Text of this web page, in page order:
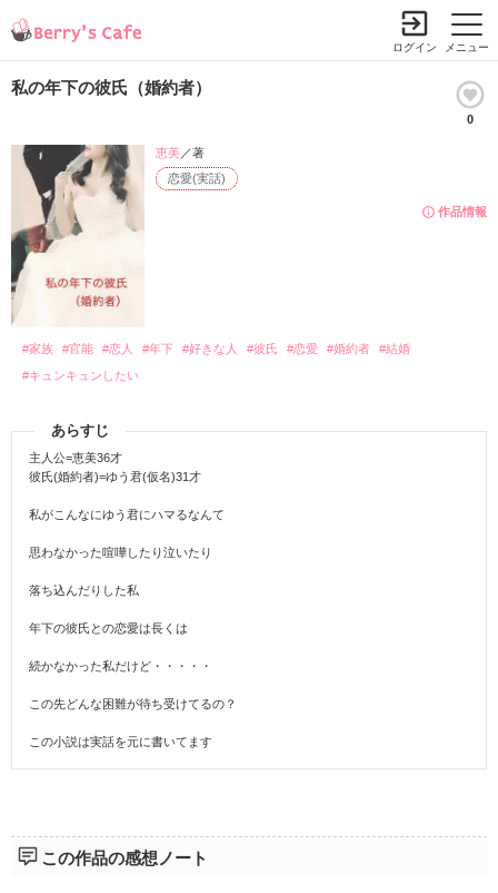
メニュー
ログイン
私の年下の彼氏（婚約者）
0
作品情報
恋愛(実話)
恵美／著
#家族 #官能 #恋人 #年下 #好きな人 #彼氏 #恋愛 #婚約者
#結婚
#キュンキュンしたい
あらすじ
主人公=恵美36才
彼氏(婚約者)=ゆう君(仮名)31才
私がこんなにゆう君にハマるなんて
思わなかった喧嘩したり泣いたり
落ち込んだりした私
年下の彼氏との恋愛は長くは
続かなかった私だけど・・・・・
この先どんな困難が待ち受けてるの？
この小説は実話を元に書いてます
この作品の感想ノート